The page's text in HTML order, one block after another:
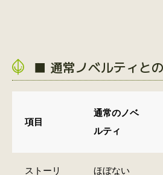
■ 通常ノベルティと
項目
通常のノベ
ルティ
ストーリ
ほぼない